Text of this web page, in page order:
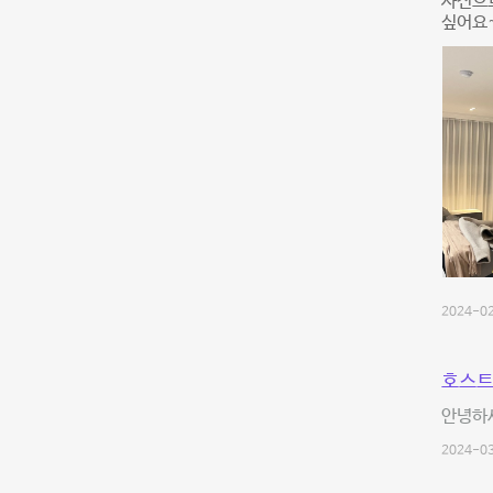
싶어
2024-
호스
안녕
2024-